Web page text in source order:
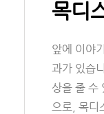
목디
앞에 이야
과가 있습
상을 줄 수
으로, 목디